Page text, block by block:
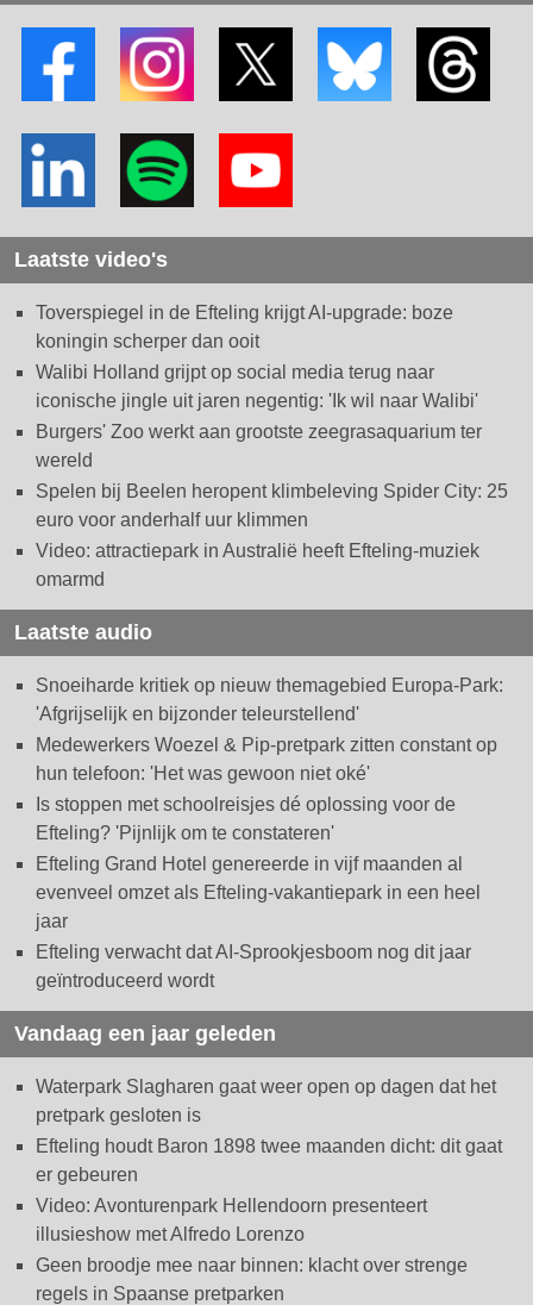
Laatste video's
Toverspiegel in de Efteling krijgt AI-upgrade: boze
koningin scherper dan ooit
Walibi Holland grijpt op social media terug naar
iconische jingle uit jaren negentig: 'Ik wil naar Walibi'
Burgers' Zoo werkt aan grootste zeegrasaquarium ter
wereld
Spelen bij Beelen heropent klimbeleving Spider City: 25
euro voor anderhalf uur klimmen
Video: attractiepark in Australië heeft Efteling-muziek
omarmd
Laatste audio
Snoeiharde kritiek op nieuw themagebied Europa-Park:
'Afgrijselijk en bijzonder teleurstellend'
Medewerkers Woezel & Pip-pretpark zitten constant op
hun telefoon: 'Het was gewoon niet oké'
Is stoppen met schoolreisjes dé oplossing voor de
Efteling? 'Pijnlijk om te constateren'
Efteling Grand Hotel genereerde in vijf maanden al
evenveel omzet als Efteling-vakantiepark in een heel
jaar
Efteling verwacht dat AI-Sprookjesboom nog dit jaar
geïntroduceerd wordt
Vandaag een jaar geleden
Waterpark Slagharen gaat weer open op dagen dat het
pretpark gesloten is
Efteling houdt Baron 1898 twee maanden dicht: dit gaat
er gebeuren
Video: Avonturenpark Hellendoorn presenteert
illusieshow met Alfredo Lorenzo
Geen broodje mee naar binnen: klacht over strenge
regels in Spaanse pretparken